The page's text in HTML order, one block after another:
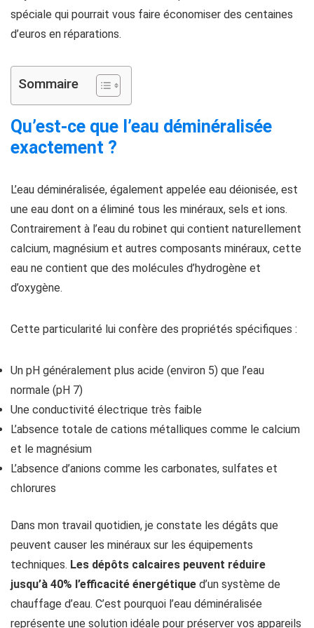
spéciale qui pourrait vous faire économiser des centaines
d’euros en réparations.
Sommaire
Qu’est-ce que l’eau déminéralisée
exactement ?
L’eau déminéralisée, également appelée eau déionisée, est
une eau dont on a éliminé tous les minéraux, sels et ions.
Contrairement à l’eau du robinet qui contient naturellement
calcium, magnésium et autres composants minéraux, cette
eau ne contient que des molécules d’hydrogène et
d’oxygène.
Cette particularité lui confère des propriétés spécifiques :
Un pH généralement plus acide (environ 5) que l’eau
normale (pH 7)
Une conductivité électrique très faible
L’absence totale de cations métalliques comme le calcium
et le magnésium
L’absence d’anions comme les carbonates, sulfates et
chlorures
Dans mon travail quotidien, je constate les dégâts que
peuvent causer les minéraux sur les équipements
techniques. Les dépôts calcaires peuvent réduire
jusqu’à 40% l’efficacité énergétique d’un système de
chauffage d’eau. C’est pourquoi l’eau déminéralisée
représente une solution idéale pour préserver vos appareils